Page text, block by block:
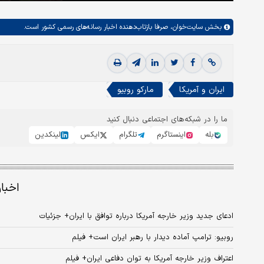
بخش سایت‌خوان، صرفا بازتاب‌دهنده اخبار رسانه‌های رسمی کشور است.
ایران و آمریکا مارکو روبیو
ما را در شبکه‌های اجتماعی دنبال کنید
بله
اینستاگرم تلگرام ایکس لینکدین
ادعای جدید وزیر خارجه آمریکا درباره توافق با ایران+ جزئیات
روبیو: ترامپ آماده دیدار با رهبر ایران است+ فیلم
اعتراف وزیر خارجه آمریکا به توان دفاعی ایران+ فیلم